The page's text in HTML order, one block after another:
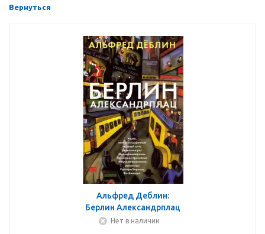
Вернуться
Альфред Деблин:
Берлин Александрплац
Нет в наличии